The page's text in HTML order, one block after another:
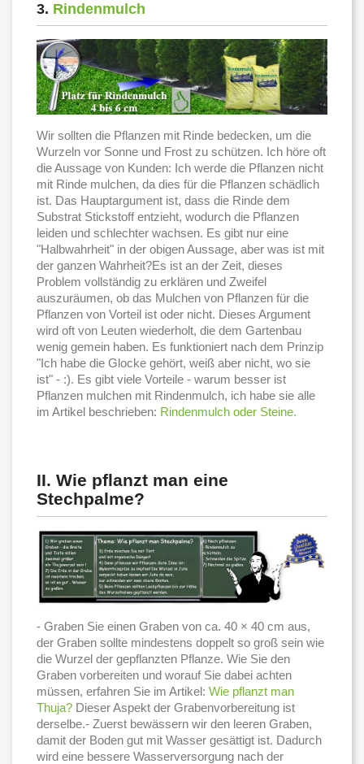
3. Rindenmulch
Wir sollten die Pflanzen mit Rinde bedecken, um die
Wurzeln vor Sonne und Frost zu schützen. Ich höre oft
die Aussage von Kunden: Ich werde die Pflanzen nicht
mit Rinde mulchen, da dies für die Pflanzen schädlich
ist. Das Hauptargument ist, dass die Rinde dem
Substrat Stickstoff entzieht, wodurch die Pflanzen
leiden und schlechter wachsen. Es gibt nur eine
"Halbwahrheit" in der obigen Aussage, aber was ist mit
der ganzen Wahrheit?Es ist an der Zeit, dieses
Problem vollständig zu erklären und Zweifel
auszuräumen, ob das Mulchen von Pflanzen für die
Pflanzen von Vorteil ist oder nicht. Dieses Argument
wird oft von Leuten wiederholt, die dem Gartenbau
wenig gemein haben. Es funktioniert nach dem Prinzip
"Ich habe die Glocke gehört, weiß aber nicht, wo sie
ist" - :). Es gibt viele Vorteile - warum besser ist
Pflanzen mulchen mit Rindenmulch, ich habe sie alle
im Artikel beschrieben: Rindenmulch oder Steine.
II. Wie pflanzt man eine
Stechpalme?
- Graben Sie einen Graben von ca. 40 × 40 cm aus,
der Graben sollte mindestens doppelt so groß sein wie
die Wurzel der gepflanzten Pflanze. Wie Sie den
Graben vorbereiten und worauf Sie dabei achten
müssen, erfahren Sie im Artikel: Wie pflanzt man
Thuja? Dieser Aspekt der Grabenvorbereitung ist
derselbe.- Zuerst bewässern wir den leeren Graben,
damit der Boden gut mit Wasser gesättigt ist. Dadurch
wird eine bessere Wasserversorgung nach der